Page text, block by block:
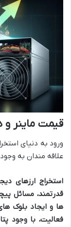
قیمت ماینر و
ورود به دنیای
علاقه مندان به
استخراج ارزهای
قدرتمند، مسائل
ها و ایجاد بلوک
فعالیت، با وجود